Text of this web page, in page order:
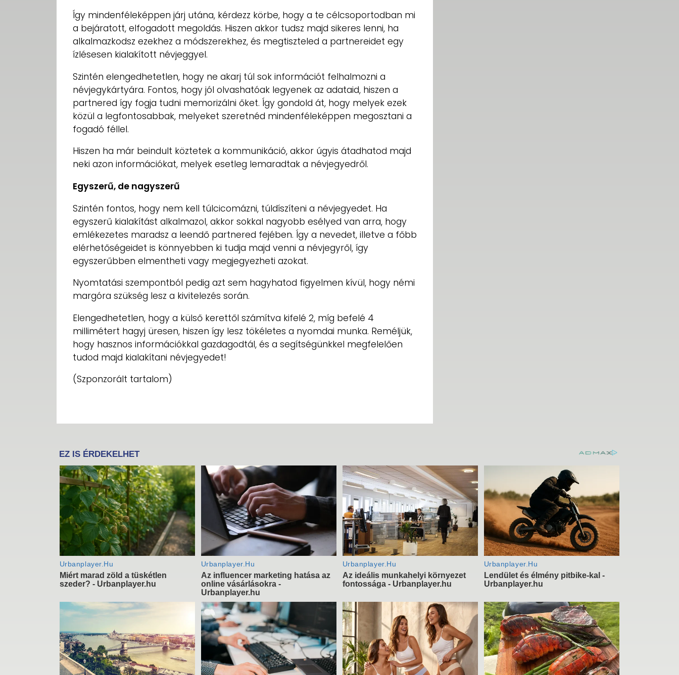
Így mindenféleképpen járj utána, kérdezz körbe, hogy a te célcsoportodban mi
a bejáratott, elfogadott megoldás. Hiszen akkor tudsz majd sikeres lenni, ha
alkalmazkodsz ezekhez a módszerekhez, és megtiszteled a partnereidet egy
ízlésesen kialakított névjeggyel.
Szintén elengedhetetlen, hogy ne akarj túl sok információt felhalmozni a
névjegykártyára. Fontos, hogy jól olvashatóak legyenek az adataid, hiszen a
partnered így fogja tudni memorizálni őket. Így gondold át, hogy melyek ezek
közül a legfontosabbak, melyeket szeretnéd mindenféleképpen megosztani a
fogadó féllel.
Hiszen ha már beindult köztetek a kommunikáció, akkor úgyis átadhatod majd
neki azon információkat, melyek esetleg lemaradtak a névjegyedről.
Egyszerű, de nagyszerű
Szintén fontos, hogy nem kell túlcicomázni, túldíszíteni a névjegyedet. Ha
egyszerű kialakítást alkalmazol, akkor sokkal nagyobb esélyed van arra, hogy
emlékezetes maradsz a leendő partnered fejében. Így a nevedet, illetve a főbb
elérhetőségeidet is könnyebben ki tudja majd venni a névjegyről, így
egyszerűbben elmentheti vagy megjegyezheti azokat.
Nyomtatási szempontból pedig azt sem hagyhatod figyelmen kívül, hogy némi
margóra szükség lesz a kivitelezés során.
Elengedhetetlen, hogy a külső kerettől számítva kifelé 2, míg befelé 4
millimétert hagyj üresen, hiszen így lesz tökéletes a nyomdai munka. Reméljük,
hogy hasznos információkkal gazdagodtál, és a segítségünkkel megfelelően
tudod majd kialakítani névjegyedet!
(Szponzorált tartalom)